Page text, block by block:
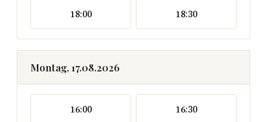
18:00 18:30
Montag, 17.08.2026
16:00 16:30